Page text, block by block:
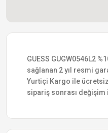
GUESS GUGW0546L2
sağlanan 2 yıl resmi
Yurtiçi Kargo ile
sipariş sonrası